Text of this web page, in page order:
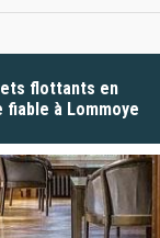
flottants en
à Lommoye